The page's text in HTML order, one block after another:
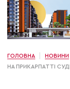
ГОЛОВНА НОВИНИ
НА ПРИКАРПАТТІ